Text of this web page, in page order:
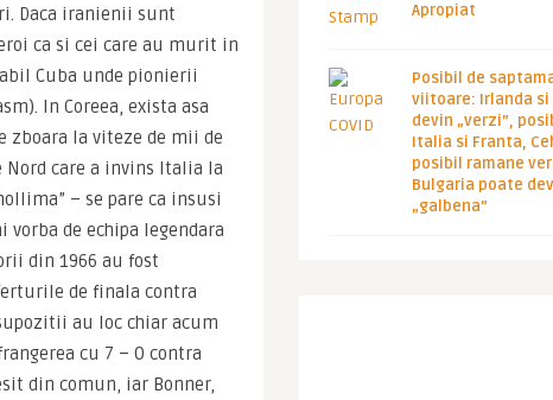
Daca iranienii sunt
ca si cei care au murit in
Cuba unde pionierii
In Coreea, exista asa
zboara la viteze de mii de
care a invins Italia la
– se pare ca insusi
vorba de echipa legendara
din 1966 au fost
de finala contra
au loc chiar acum
cu 7 – 0 contra
din comun, iar Bonner,
Apropiat
Posibil de
viitoare: Irlanda si
devin „verzi”,
Italia si Franta,
posibil ramane
Bulgaria poate
„galbena”